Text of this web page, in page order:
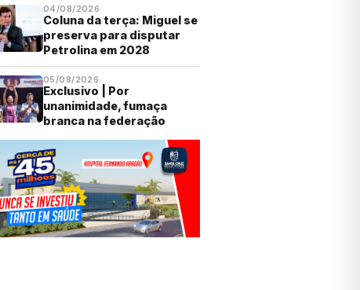
04/08/2026
Coluna da terça: Miguel se
preserva para disputar
Petrolina em 2028
05/08/2026
Exclusivo | Por
unanimidade, fumaça
branca na federação